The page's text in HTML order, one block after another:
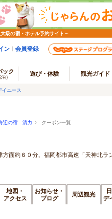
級の宿・ホテル予約サイト～
ン 会員登録
ック
） 遊び・体験 観光ガイド
イユース
辺の宿 清力 > クーポン一覧
面約６０分。福岡都市高速「天神北ラ
地図・
アクセス
お知らせ・
ブログ
周辺観光
デ